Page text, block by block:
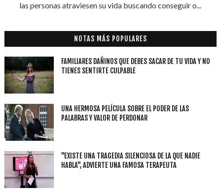
las personas atraviesen su vida buscando conseguir o...
NOTAS MÁS POPULARES
FAMILIARES DAÑINOS QUE DEBES SACAR DE TU VIDA Y NO
TIENES SENTIRTE CULPABLE
UNA HERMOSA PELÍCULA SOBRE EL PODER DE LAS
PALABRAS Y VALOR DE PERDONAR
"EXISTE UNA TRAGEDIA SILENCIOSA DE LA QUE NADIE
HABLA", ADVIERTE UNA FAMOSA TERAPEUTA